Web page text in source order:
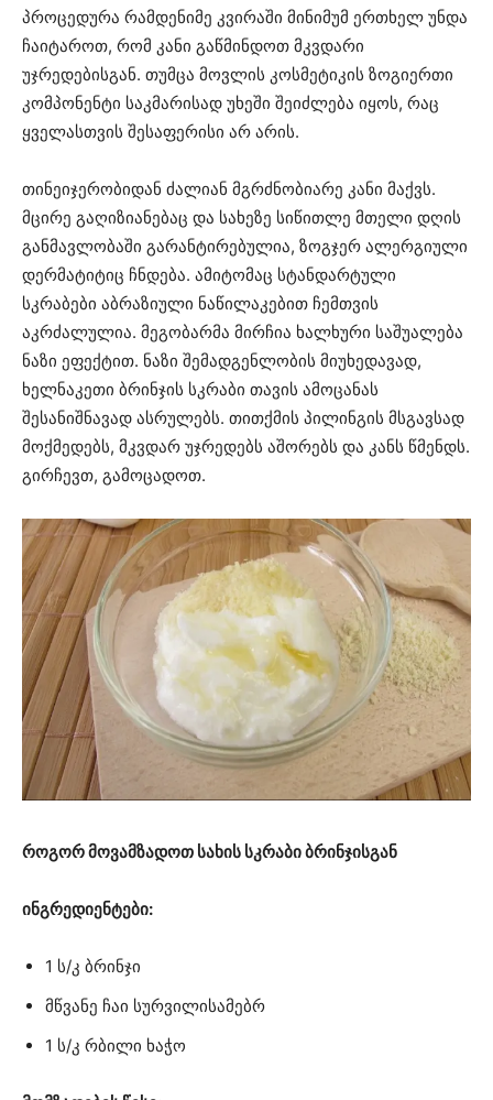
პროცედურა რამდენიმე კვირაში მინიმუმ ერთხელ უნდა
ჩაიტაროთ, რომ კანი გაწმინდოთ მკვდარი
უჯრედებისგან. თუმცა მოვლის კოსმეტიკის ზოგიერთი
კომპონენტი საკმარისად უხეში შეიძლება იყოს, რაც
ყველასთვის შესაფერისი არ არის.
თინეიჯერობიდან ძალიან მგრძნობიარე კანი მაქვს.
მცირე გაღიზიანებაც და სახეზე სიწითლე მთელი დღის
განმავლობაში გარანტირებულია, ზოგჯერ ალერგიული
დერმატიტიც ჩნდება. ამიტომაც სტანდარტული
სკრაბები აბრაზიული ნაწილაკებით ჩემთვის
აკრძალულია. მეგობარმა მირჩია ხალხური საშუალება
ნაზი ეფექტით. ნაზი შემადგენლობის მიუხედავად,
ხელნაკეთი ბრინჯის სკრაბი თავის ამოცანას
შესანიშნავად ასრულებს. თითქმის პილინგის მსგავსად
მოქმედებს, მკვდარ უჯრედებს აშორებს და კანს წმენდს.
გირჩევთ, გამოცადოთ.
როგორ მოვამზადოთ სახის სკრაბი ბრინჯისგან
ინგრედიენტები:
1 ს/კ ბრინჯი
მწვანე ჩაი სურვილისამებრ
1 ს/კ რბილი ხაჭო